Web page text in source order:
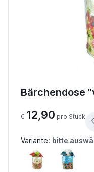
Bärchendose
€ 12,90 pro Stück
Variante: bitte
Beige Blau